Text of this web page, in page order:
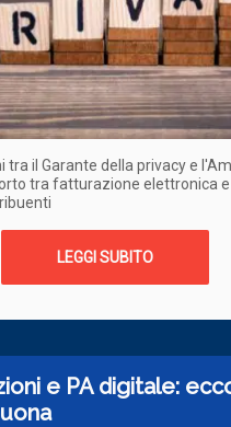
tra il Garante della privacy e
tra fatturazione elettronica
LEGGI SUBITO
e PA digitale: